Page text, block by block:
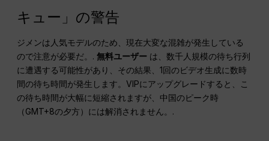
キュー」の警告
ジメンは人気モデルのため、現在大変な混雑が発生している
ので注意が必要だ。.無料ユーザー は、数千人規模の待ち行列
に遭遇する可能性があり、その結果、1回のビデオ生成に数時
間の待ち時間が発生します。VIPにアップグレードすると、こ
の待ち時間が大幅に短縮されますが、中国のピーク時
（GMT+8の夕方）には解消されません。.